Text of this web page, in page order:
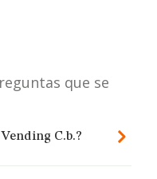
que se
C.b.?